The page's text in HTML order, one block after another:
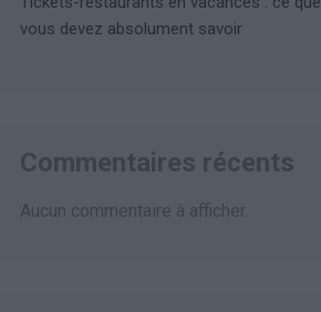
vous devez absolument savoir
Commentaires récents
Aucun commentaire à afficher.